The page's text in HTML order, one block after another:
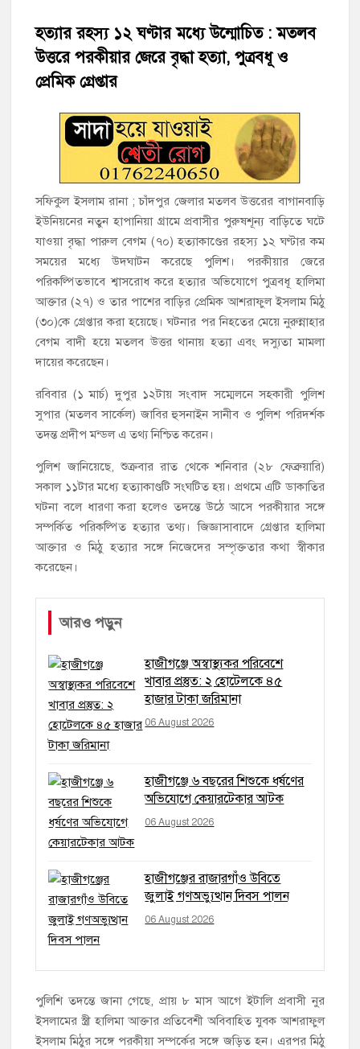
‘জনগণের ভোটে নির্বাচিত হয়ে ফরিদগঞ্জের উন্নয়নে কাজ করছি’ :
আলহাজ্ব এমএ হান্নান এমপি
নৌ পুলিশ ফাঁড়ির নাকের ডগায় কারেন্ট জালের দাপট, মতলবে প্রকাশ্যে
‘জনগণের হাতে রাষ্ট্রের মালিকানা ফিরিয়ে দিতে বিএনপি সরকার
মতলব উত্তরে সোনালী লাইফ ইন্সুইরেন্স কোম্পানী লিমিটেডের মরণোত্তর
চেক বিতরণ
হাজীগঞ্জ ডিগ্রি কলেজ গভীর শ্রদ্ধার সঙ্গে জুলাই গণঅভ্যুত্থানের সকল
শহীদকে স্মরণ
হাজীগঞ্জের যুবধারা সমবায় ক্ষুদ্রঋণ পুনরায় চালু করে মানুষের আমানতের
টাকা পরিশোধ করা হবে
হত্যার রহস্য ১২ ঘণ্টার মধ্যে উন্মোচিত : মতলব
উত্তরে পরকীয়ার জেরে বৃদ্ধা হত্যা, পুত্রবধূ ও
প্রেমিক গ্রেপ্তার
সফিকুল ইসলাম রানা ; চাঁদপুর জেলার মতলব উত্তরের বাগানবাড়ি
ইউনিয়নের নতুন হাপানিয়া গ্রামে প্রবাসীর পুরুষশূন্য বাড়িতে ঘটে
যাওয়া বৃদ্ধা পারুল বেগম (৭০) হত্যাকাণ্ডের রহস্য ১২ ঘণ্টার কম
সময়ের মধ্যে উদঘাটন করেছে পুলিশ। পরকীয়ার জেরে
পরিকল্পিতভাবে শ্বাসরোধ করে হত্যার অভিযোগে পুত্রবধূ হালিমা
আক্তার (২৭) ও তার পাশের বাড়ির প্রেমিক আশরাফুল ইসলাম মিঠু
(৩০)কে গ্রেপ্তার করা হয়েছে। ঘটনার পর নিহতের মেয়ে নুরুন্নাহার
বেগম বাদী হয়ে মতলব উত্তর থানায় হত্যা এবং দস্যুতা মামলা
দায়ের করেছেন।
রবিবার (১ মার্চ) দুপুর ১২টায় সংবাদ সম্মেলনে সহকারী পুলিশ
সুপার (মতলব সার্কেল) জাবির হুসনাইন সানীব ও পুলিশ পরিদর্শক
তদন্ত প্রদীপ মন্ডল এ তথ্য নিশ্চিত করেন।
পুলিশ জানিয়েছে, শুক্রবার রাত থেকে শনিবার (২৮ ফেব্রুয়ারি)
সকাল ১১টার মধ্যে হত্যাকাণ্ডটি সংঘটিত হয়। প্রথমে এটি ডাকাতির
ঘটনা বলে ধারণা করা হলেও তদন্তে উঠে আসে পরকীয়ার সঙ্গে
সম্পর্কিত পরিকল্পিত হত্যার তথ্য। জিজ্ঞাসাবাদে গ্রেপ্তার হালিমা
আক্তার ও মিঠু হত্যার সঙ্গে নিজেদের সম্পৃক্ততার কথা স্বীকার
করেছেন।
আরও পড়ুন
হাজীগঞ্জে অস্বাস্থ্যকর পরিবেশে
খাবার প্রস্তুত: ২ হোটেলকে ৪৫
হাজার টাকা জরিমানা
06 August 2026
হাজীগঞ্জে ৬ বছরের শিশুকে ধর্ষণের
অভিযোগে কেয়ারটেকার আটক
06 August 2026
হাজীগঞ্জের রাজারগাঁও উবিতে
জুলাই গণঅভ্যুত্থান দিবস পালন
06 August 2026
পুলিশি তদন্তে জানা গেছে, প্রায় ৮ মাস আগে ইটালি প্রবাসী নুর
ইসলামের স্ত্রী হালিমা আক্তার প্রতিবেশী অবিবাহিত যুবক আশরাফুল
ইসলাম মিঠুর সঙ্গে পরকীয়া সম্পর্কের সঙ্গে জড়িত হন। এরপর মিঠু